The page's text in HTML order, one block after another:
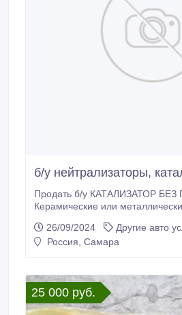
б/у нейтрализаторы,
Продать б/у КАТАЛИЗАТОР
Керамические или
автомобильных катализаторов
сажевых фильтров покупаем
ваты.
26/09/2024
Другие авто
Россия, Самара
25 000 руб.